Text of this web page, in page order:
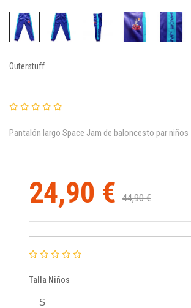
Outerstuff
Pantalón largo Space Jam de baloncesto par niños
24,90 € 44,90 €
Talla Niños